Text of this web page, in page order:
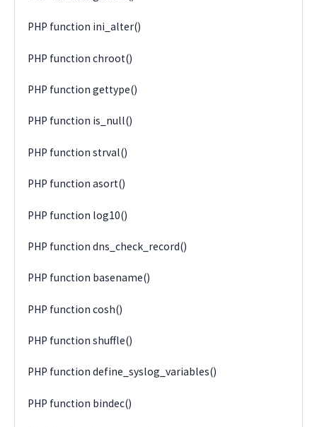
PHP function ini_alter()
PHP function chroot()
PHP function gettype()
PHP function is_null()
PHP function strval()
PHP function asort()
PHP function log10()
PHP function dns_check_record()
PHP function basename()
PHP function cosh()
PHP function shuffle()
PHP function define_syslog_variables()
PHP function bindec()